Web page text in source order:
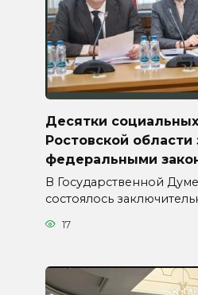
Десятки
Ростовской области
федеральными
В Государственной
состоялось
17